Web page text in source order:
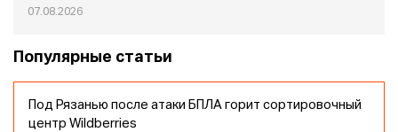
07.08.2026
Популярные статьи
Под Рязанью после атаки БПЛА горит сортировочный
центр Wildberries